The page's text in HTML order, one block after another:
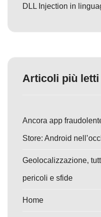
DLL Injection in
Articoli più letti
Ancora app
Store: Android
Geolocalizzazione,
pericoli e sfide
Home